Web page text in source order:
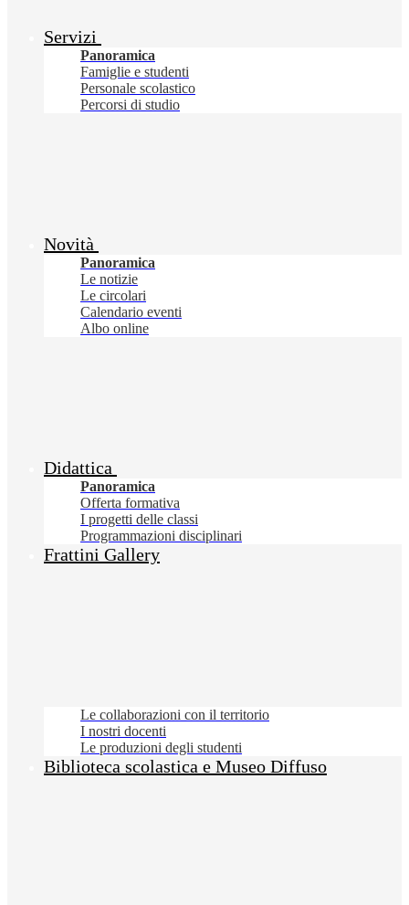
Servizi
Panoramica
Famiglie e studenti
Personale scolastico
Percorsi di studio
Novità
Panoramica
Le notizie
Le circolari
Calendario eventi
Albo online
Didattica
Panoramica
Offerta formativa
I progetti delle classi
Programmazioni disciplinari
Frattini Gallery
Le collaborazioni con il territorio
I nostri docenti
Le produzioni degli studenti
Biblioteca scolastica e Museo Diffuso